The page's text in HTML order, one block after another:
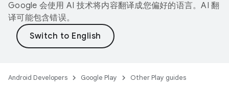
Google 会使用 AI 技术将内容翻译成您偏好的语言。AI 翻
译可能包含错误。
Android Developers Google Play Other Play guides